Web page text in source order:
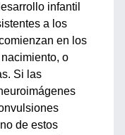
infantil
a los
en los
o
Si las
de estos